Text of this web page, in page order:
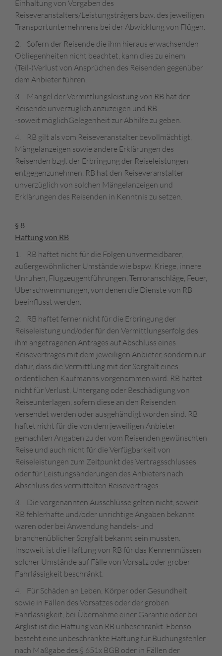
Einhaltung von Vorgaben des
Reiseveranstalters/Leistungsträgers bzw. des jeweiligen
Transportunternehmens bei der Abwicklung von Flügen.
2. Sofern der Reisende die ihm hieraus erwachsenden
Obliegenheiten nicht beachtet, kann dies zu einem
(Teil-)Verlust von Ansprüchen des Reisenden gegenüber
dem Anbieter führen.
3. Mängel der Vermittlungsleistung von RB hat der
Reisende unverzüglich anzuzeigen und RB
-soweit möglichGelegenheit zur Abhilfe zu geben.
4. RB gilt als vom Reiseveranstalter bevollmächtigt,
Mängelanzeigen sowie andere Erklärungen des
Reisenden bzgl. der Erbringung der Reiseleistungen
entgegenzunehmen. RB hat den Reiseveranstalter
unverzüglich von solchen Mängelanzeigen und
Erklärungen des Reisenden in Kenntnis zu setzen.
§ 8
Haftung von RB
1. RB haftet nicht für die Folgen unvermeidbarer,
außergewöhnlicher Umstände wie bspw. Kriege, innere
Unruhen, Flugzeugentführungen, Terroranschläge, Feuer,
Überschwemmungen, von denen die Dienste von RB
beeinflusst werden.
2. RB haftet ferner nicht für die Erbringung der
Reiseleistung und/oder für den Vermittlungserfolg des
ihm angetragenen Antrages auf Abschluss eines
Reisevertrages mit dem jeweiligen Anbieter, sondern nur
dafür, dass die Vermittlung mit der Sorgfalt eines
ordentlichen Kaufmanns vorgenommen wird. RB haftet
nicht für Verlust, Untergang oder Beschädigung von
Reiseunterlagen, sofern diese an den Reisenden
versendet werden oder ausgehändigt worden sind. RB
haftet nicht für die von dem jeweiligen Anbieter
gemachten Angaben zu der vom Reisenden gewünschten
Reise und auch nicht für die Verfügbarkeit von
Reiseleistungen zum Zeitpunkt des Vertragsschlusses
oder für Leistungsänderungen des Anbieters nach
Abschluss des vermittelten Reisevertrages.
3. Die vorgenannten Ausschlüsse gelten nicht, soweit
RB fehlerhafte und/oder unrichtige Angaben bekannt
waren oder bei Anwendung handels- und
branchenüblicher Sorgfalt bekannt sein mussten.
Insoweit ist die Haftung von RB für das Kennenmüssen
solcher Umstände auf Fälle von Vorsatz oder grober
Fahrlässigkeit beschränkt.
4. Für Schäden an Leben, Körper oder Gesundheit
sowie in Fällen des Vorsatzes oder der groben
Fahrlässigkeit, bei Übernahme einer Garantie oder bei
Arglist ist die Haftung von RB unbeschränkt. Ebenso
besteht eine unbeschränkte Haftung für Buchungsfehler
nach Maßgabe des § 651x BGB oder in Fällen der